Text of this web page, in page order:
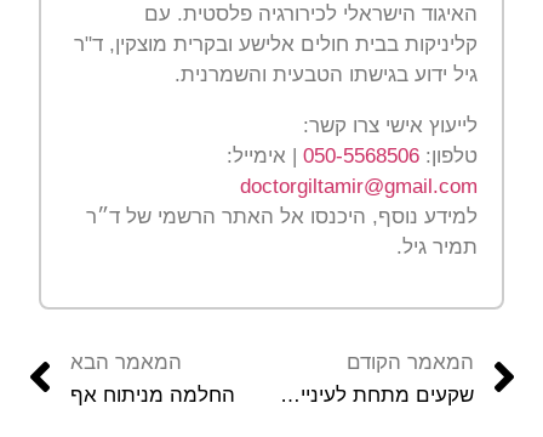
האיגוד הישראלי לכירורגיה פלסטית. עם
קליניקות בבית חולים אלישע ובקרית מוצקין, ד"ר
גיל ידוע בגישתו הטבעית והשמרנית.
לייעוץ אישי צרו קשר:
טלפון:050-5568506 | אימייל:
doctorgiltamir@gmail.com
למידע נוסף, היכנסו אל האתר הרשמי של ד״ר
תמיר גיל.
המאמר הקודם
שקעים מתחת לעיניים – טיפול חומצה היאלורונית לעיניים
המאמר הבא
החלמה מניתוח אף